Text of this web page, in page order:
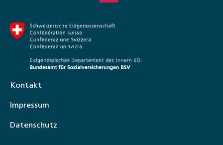
Kontakt
Impressum
Datenschutz